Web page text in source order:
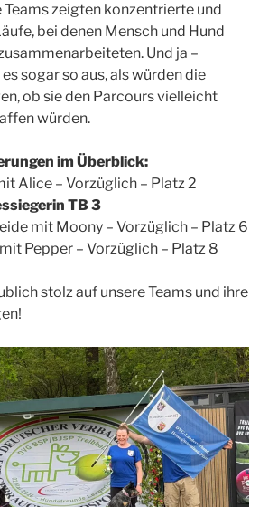
Teams zeigten konzentrierte und
bei denen Mensch und Hund
Und ja –
sogar so aus, als würden die
ob sie den Parcours vielleicht
würden.
im Überblick:
Alice – Vorzüglich – Platz 2
TB 3
mit Moony – Vorzüglich – Platz 6
Pepper – Vorzüglich – Platz 8
stolz auf unsere Teams und ihre